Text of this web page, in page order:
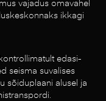
vajadus omavahel
ikkagi
edasi-
seisma suvalises
sõiduplaani alusel ja